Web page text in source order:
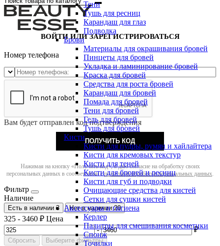
Тени
Тушь для ресниц
Карандаш для глаз
Подводка
Брови
Материалы для окрашивания бровей
Пинцеты для бровей
Укладка и ламинирование бровей
Краска для бровей
Средства для роста бровей
Карандаш для бровей
Помада для бровей
Тени для бровей
Гель для бровей
Тушь для бровей
Кисти
Кисти для пудры, румян и хайлайтера
Кисти для кремовых текстур
Кисти для теней
Кисти для бровей и ресниц
Кисти для губ и подводки
Очищающие средства для кистей
Сетки для сушки кистей
Аксессуары и гигиена
Керлер
Палитры для смешивания косметики
Спонж
Точилки
ВОЙТИ ИЛИ ЗАРЕГИСТРИРОВАТЬСЯ
Номер телефона
Вам будет отправлен код подтверждения
ПОЛУЧИТЬ КОД
Нажимая на кнопку «Получить код», я даю согласие на обработку своих
персональных данных в соответствии сполитикой обработки персональных данных.
Фильтр
Наличие
Есть в наличии 3 Нет в наличии 20
325 - 3460 ₽ Цена
-
₽
Сбросить Выберите фильтры